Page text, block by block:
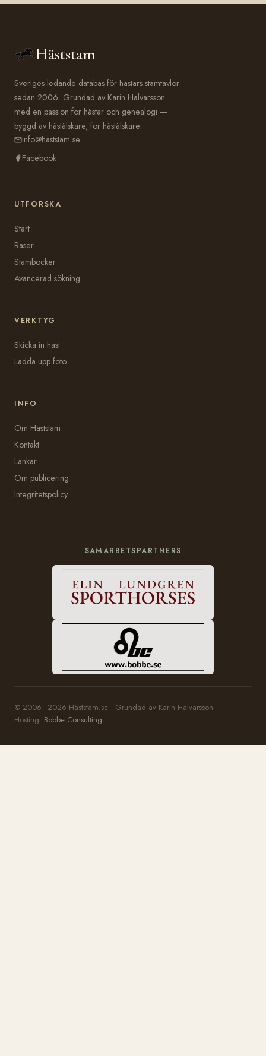
Häststam
Sveriges ledande databas för hästars stamtavlor
sedan 2006. Grundad av Karin Halvarsson
med en passion för hästar och genealogi —
byggd av hästälskare, för hästälskare.
info@haststam.se
Facebook
UTFORSKA
Start
Raser
Stamböcker
Avancerad sökning
VERKTYG
Skicka in häst
Ladda upp foto
INFO
Om Häststam
Kontakt
Länkar
Om publicering
Integritetspolicy
SAMARBETSPARTNERS
© 2006–2026 Häststam.se · Grundad av Karin Halvarsson
Hosting: Bobbe Consulting